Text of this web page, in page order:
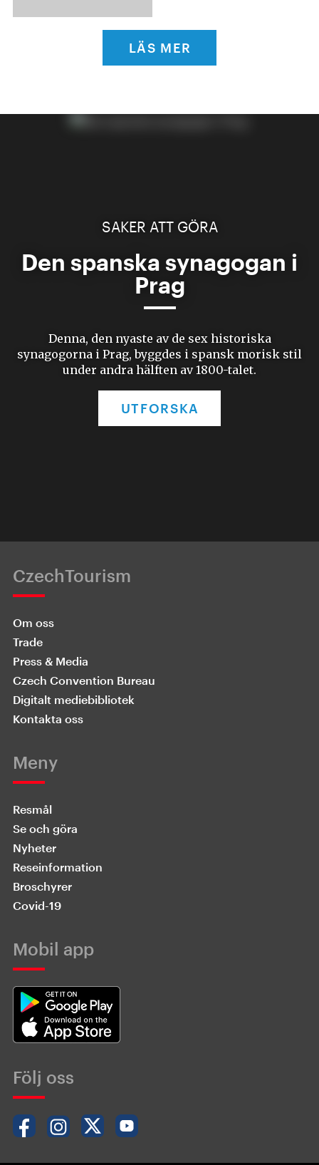
LÄS MER
SAKER ATT GÖRA
Den spanska synagogan i
Prag
Denna, den nyaste av de sex historiska
synagogorna i Prag, byggdes i spansk morisk stil
under andra hälften av 1800-talet.
UTFORSKA
CzechTourism
Om oss
Trade
Press & Media
Czech Convention Bureau
Digitalt mediebibliotek
Kontakta oss
Meny
Resmål
Se och göra
Nyheter
Reseinformation
Broschyrer
Covid-19
Mobil app
Följ oss